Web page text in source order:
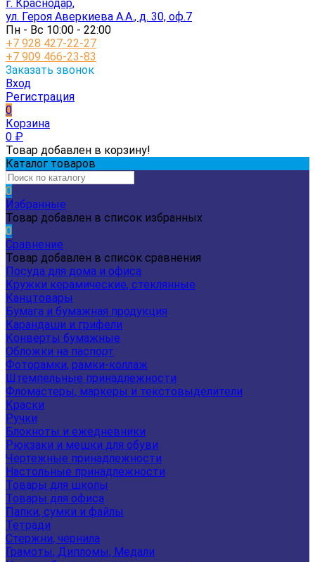
г. Краснодар,
ул. Героя Аверкиева А.А., д. 30, оф.7
Пн - Вс 10:00 - 22:00
+7 928 427-22-27
+7 909 466-23-83
Заказать звонок
Вход
Регистрация
0
Корзина
0 ₽
Товар добавлен в корзину!
Каталог товаров
0
Избранные
Товар добавлен в список избранных
0
Сравнение
Товар добавлен в список сравнения
Посуда для дома и офиса
Кружки керамические, стеклянные
Канцтовары
Бумага и бумажная продукция
Карандаши и грифели
Конверты бумажные
Обложки на паспорт
Фоторамки, рамки-коллаж
Штемпельные принадлежности
Фломастеры, маркеры и текстовыделители
Краски
Ручки
Блокноты и ежедневники
Рюкзаки и мешки для обуви
Чертежные принадлежности
Настольные принадлежности
Товары для школы
Товары для офиса
Папки, сумки и файлы
Тетради
Стержни, чернила
Грамоты, Дипломы, Медали